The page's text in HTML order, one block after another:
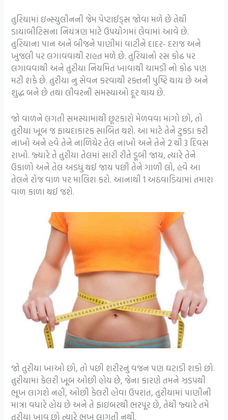
તુરિયામાં ઇન્સ્યુલીનની જેમ પેપ્ટાઈડ્સ જોવા મળે છે તેથી
ડાયાબીટિસના નિયંત્રણ માટે ઉપયોગમાં લેવામાં આવે છે.
તુરિયાના પાન અને બીજને પાણીમાં વાટીને દાદર- દરાજ અને
ખુજલી પર લગાવવાથી રાહત મળે છે. તુરિયાનો રસ કોઢ પર
લગાવવાથી અને તુરીયા નિયમિત ખાવાથી ચામડી નો કોઢ પણ
મટી શકે છે. તુરીયા નુ સેવન કરવાથી રક્તની પુષ્ટિ થાય છે અને
શુદ્ધ બને છે તથા લીવરની સમસ્યાઓ દૂર થાય છે.
જો વાળને લગતી સમસ્યામાંથી છૂટકારો મેળવવા માંગો છો, તો
તુરીયા ખૂબ જ ફાયદાકારક સાબિત થશે. આ માટે તેને ટુકડા કરી
નાખો અને હવે તેને નાળિયેર તેલ નાંખો અને તેને 2 થી 3 દિવસ
રાખો. જ્યારે તે તુરીયા તેલમાં સારી રીતે ડૂબી જાય, ત્યારે તેને
ઉકાળો અને તેલ અડધું થઈ જાય પછી તેને ગાળી લો, હવે આ
તેલને રોજ વાળ પર માલિશ કરો. આનાથી 1 અઠવાડિયામાં તમારા
વાળ કાળા થઈ જશે.
જો તુરીયા ખાઓ છો, તો પછી શરીરનું વજન પણ ઘટાડી શકો છો.
તુરીયામાં કેલરી ખૂબ ઓછી હોય છે, જેના કારણે તમને ઝડપથી
ભૂખ લાગશે નહીં, ઓછી કેલરી હોવા ઉપરાંત, તુરીયામાં પાણીની
માત્રા વધારે હોય છે અને તે ફાઇબરથી ભરપૂર છે, તેથી જ્યારે તમે
તુરીયા ખાવ છો ત્યારે ભૂખ લાગતી નથી.